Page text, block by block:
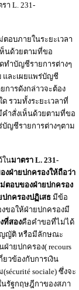
า L. 231-
อบภายในระยะเวลา
ห็นด้วยตามที่ขอ
ทำบัญชีรายการต่างๆ
และเผยแพร่บัญชี
การดังกล่าวจะต้อง
รวมทั้งระยะเวลาที่
คำสั่งเห็นด้วยตามที่ขอ
ญชีรายการต่างๆตาม
ในมาตรา L. 231-
งฝ่ายปกครองให้ถือว่า
ตอบของฝ่ายปกครอง
ปกครองปฏิเสธ มีข้อ
ขอให้ฝ่ายปกครองมี
งที่สองคือคำขอที่ไม่ได้
ญญัติ หรือมีลักษณะ
ฝ่ายปกครอง( recours
วข้องกับการเงิน
sociale) ซึ่งจะ
นรัฐกฤษฎีกาของสภา